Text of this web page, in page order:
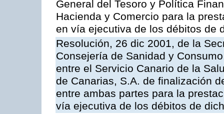
General del Tesoro y Política
Hacienda y Comercio para la
en vía ejecutiva de los débitos de
Resolución, 26 dic 2001, de la
Consejería de Sanidad y
entre el Servicio Canario de la
de Canarias, S.A. de finalización
entre ambas partes para la
vía ejecutiva de los débitos de